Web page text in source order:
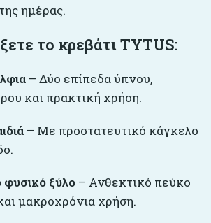
ημέρας.
το κρεβάτι TYTUS:
– Δύο επίπεδα ύπνου,
και πρακτική χρήση.
– Με προστατευτικό κάγκελο
ξύλο – Ανθεκτικό πεύκο
μακροχρόνια χρήση.